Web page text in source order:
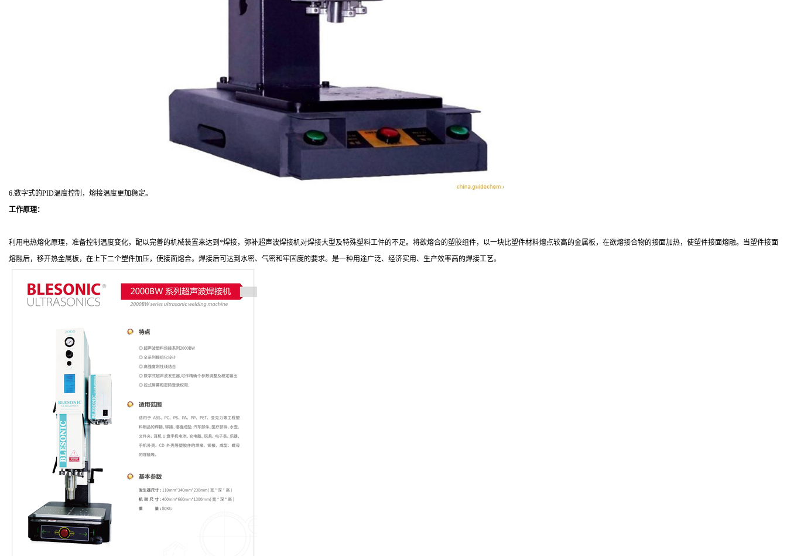
6.数字式的PID温度控制，熔接温度更加稳定。
工作原理：
利用电热熔化原理，准备控制温度变化，配以完善的机械装置来达到*焊接，弥补超声波焊接机对焊接大型及特殊塑料工件的不足。将欲熔合的塑胶组件，以一块比塑件材料熔点较高的金属板，在欲熔接合物的接面加热，使塑件接面熔融。当塑件接面
熔融后，移开热金属板，在上下二个塑件加压，使接面熔合。焊接后可达到水密、气密和牢固度的要求。是一种用途广泛、经济实用、生产效率高的焊接工艺。